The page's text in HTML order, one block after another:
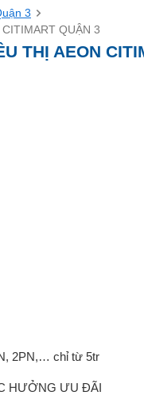
3
QUẬN 3
THỊ AEON
2PN,… chỉ từ 5tr
HƯỞNG ƯU ĐÃI